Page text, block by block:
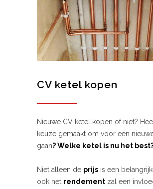
CV ketel kopen
Nieuwe CV ketel kopen of niet?
keuze gemaakt om voor een
gaan? Welke ketel is nu het
Niet alleen de prijs is een
ook het rendement zal een